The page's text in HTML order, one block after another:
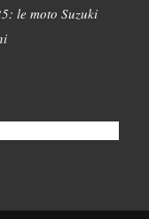
le moto Suzuki